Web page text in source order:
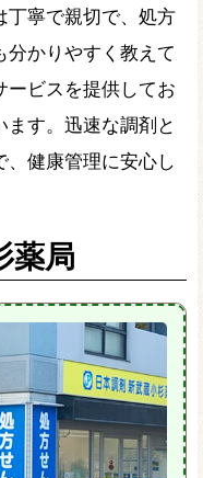
丁寧で親切で、処方
かりやすく教えて
ービスを提供してお
ます。迅速な調剤と
健康管理に安心し
薬局